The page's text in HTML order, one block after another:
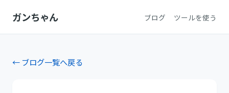
ガンちゃん ブログ ツールを使う
← ブログ一覧へ戻る